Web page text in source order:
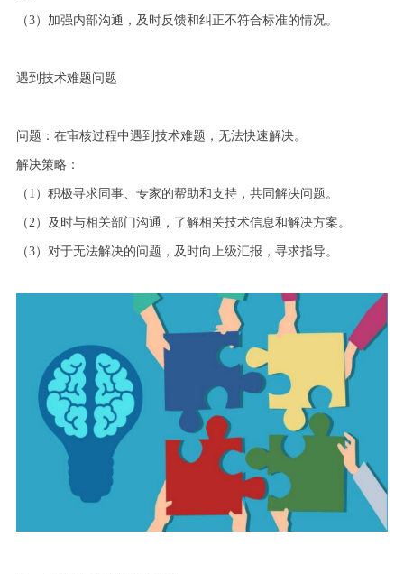
（3）加强内部沟通，及时反馈和纠正不符合标准的情况。
遇到技术难题问题
问题：在审核过程中遇到技术难题，无法快速解决。
解决策略：
（ 1 ）积极寻求同事、专家的帮助和支持，共同解决问题。
（2）及时与相关部门沟通，了解相关技术信息和解决方案。
（3）对于无法解决的问题，及时向上级汇报，寻求指导。